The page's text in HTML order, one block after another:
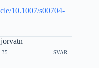
10.1007/s00704-
SVAR